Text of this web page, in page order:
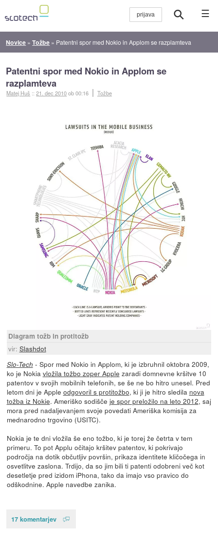
☰
Novice »Tožbe » Patentni spor med Nokio in Applom se razplamteva
Patentni spor med Nokio in Applom se
razplamteva
Matej Huš ::21. dec 2010ob 00:16 Tožbe
Diagram tožb in protitožb
vir: Slashdot
Slo-Tech - Spor med Nokio in Applom, ki je izbruhnil oktobra 2009,
ko je Nokia vložila tožbo zoper Apple zaradi domnevne kršitve 10
patentov v svojih mobilnih telefonih, se še ne bo hitro unesel. Pred
letom dni je Apple odgovoril s protitožbo, ki ji je hitro sledila nova
tožba iz Nokie. Ameriško sodišče je spor preložilo na leto 2012, saj
mora pred nadaljevanjem svoje povedati Ameriška komisija za
mednarodno trgovino (USITC).
Nokia je te dni vložila še eno tožbo, ki je torej že četrta v tem
primeru. To pot Applu očitajo kršitev patentov, ki pokrivajo
področja na dotik občutljiv površin, prikaza identitete kličočega in
osvetlitve zaslona. Trdijo, da so jim bili ti patenti odobreni več kot
desetletje pred izidom iPhona, tako da imajo vso pravico do
odškodnine. Apple navedbe zanika.
17 komentarjev